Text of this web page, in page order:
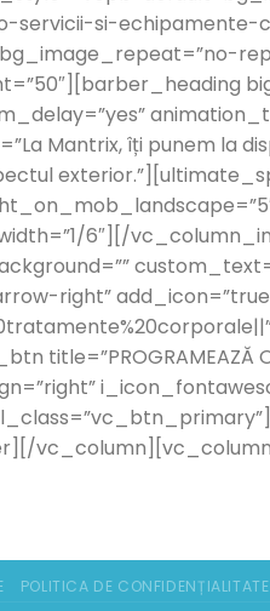
servicii-si-
Mantrix, îți punem la
6″][/
right”
title=”PROGRAMEAZĂ
POLITICA DE